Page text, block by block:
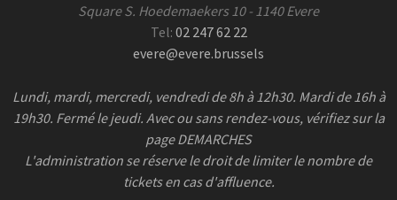
Square S. Hoedemaekers 10 - 1140 Evere
Tel: 02 247 62 22
evere@evere.brussels
Lundi, mardi, mercredi, vendredi de 8h à 12h30. Mardi de 16h à
19h30. Fermé le jeudi. Avec ou sans rendez-vous, vérifiez sur la
page DEMARCHES
L'administration se réserve le droit de limiter le nombre de
tickets en cas d'affluence.